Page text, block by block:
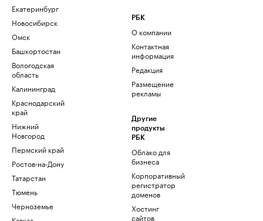
Екатеринбург
Новосибирск
Омск
Башкортостан
Вологодская
область
Калининград
Краснодарский
край
Нижний
Новгород
Пермский край
Ростов-на-Дону
Татарстан
Тюмень
Черноземье
РБК
О компании
Контактная
информация
Редакция
Размещение
рекламы
Другие
продукты
РБК
Облако для
бизнеса
Корпоративный
регистратор
доменов
Хостинг
сайтов